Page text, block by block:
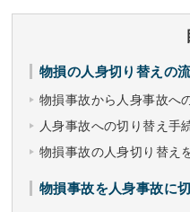
物損の人身切り替えの
物損事故から人身事故へ
人身事故への切り替え手
物損事故の人身切り替え
物損事故を人身事故に